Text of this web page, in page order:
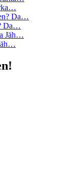
Da…